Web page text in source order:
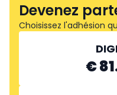
Devenez
Choisissez l'adhésion
€